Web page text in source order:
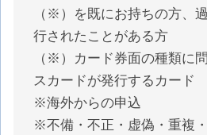
（※）を既にお持ちの方、
行されたことがある方
（※）カード券面の種類に
スカードが発行するカード
※海外からの申込
※不備・不正・虚偽・重複